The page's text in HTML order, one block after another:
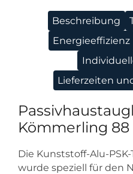
Beschreibung
Energieeffizienz
Lieferzeiten
Kömmerling 88
Die Kunststoff-Alu-
wurde speziell für den